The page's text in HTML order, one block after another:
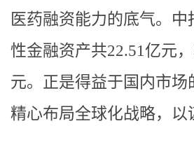
医药融资能力的底气。
性金融资产共22.51亿元
元。正是得益于国内市
精心布局全球化战略，以